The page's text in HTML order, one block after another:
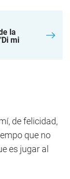
la
mi
de felicidad,
que no
es jugar al